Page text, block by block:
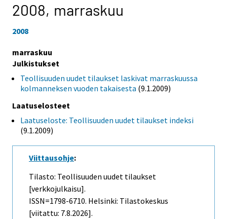
2008, marraskuu
2008
marraskuu
Julkistukset
Teollisuuden uudet tilaukset laskivat marraskuussa
kolmanneksen vuoden takaisesta (9.1.2009)
Laatuselosteet
Laatuseloste: Teollisuuden uudet tilaukset indeksi
(9.1.2009)
Viittausohje:
Tilasto: Teollisuuden uudet tilaukset
[verkkojulkaisu].
ISSN=1798-6710. Helsinki: Tilastokeskus
[viitattu: 7.8.2026].